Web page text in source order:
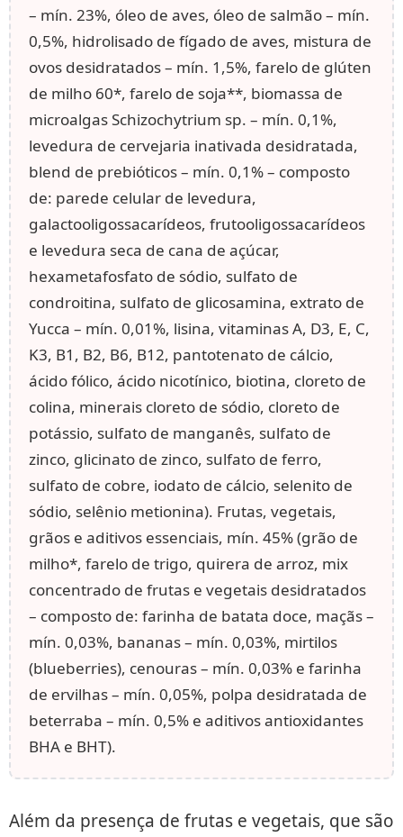
– mín. 23%, óleo de aves, óleo de salmão – mín.
0,5%, hidrolisado de fígado de aves, mistura de
ovos desidratados – mín. 1,5%, farelo de glúten
de milho 60*, farelo de soja**, biomassa de
microalgas Schizochytrium sp. – mín. 0,1%,
levedura de cervejaria inativada desidratada,
blend de prebióticos – mín. 0,1% – composto
de: parede celular de levedura,
galactooligossacarídeos, frutooligossacarídeos
e levedura seca de cana de açúcar,
hexametafosfato de sódio, sulfato de
condroitina, sulfato de glicosamina, extrato de
Yucca – mín. 0,01%, lisina, vitaminas A, D3, E, C,
K3, B1, B2, B6, B12, pantotenato de cálcio,
ácido fólico, ácido nicotínico, biotina, cloreto de
colina, minerais cloreto de sódio, cloreto de
potássio, sulfato de manganês, sulfato de
zinco, glicinato de zinco, sulfato de ferro,
sulfato de cobre, iodato de cálcio, selenito de
sódio, selênio metionina). Frutas, vegetais,
grãos e aditivos essenciais, mín. 45% (grão de
milho*, farelo de trigo, quirera de arroz, mix
concentrado de frutas e vegetais desidratados
– composto de: farinha de batata doce, maçãs –
mín. 0,03%, bananas – mín. 0,03%, mirtilos
(blueberries), cenouras – mín. 0,03% e farinha
de ervilhas – mín. 0,05%, polpa desidratada de
beterraba – mín. 0,5% e aditivos antioxidantes
BHA e BHT).
Além da presença de frutas e vegetais, que são